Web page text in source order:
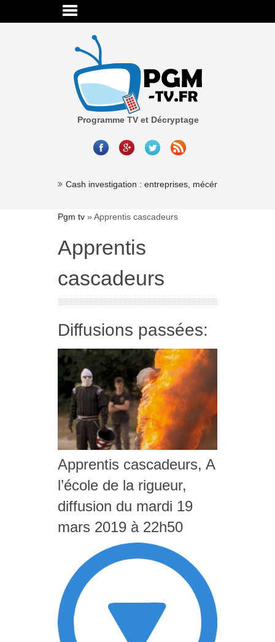
Programme TV et Décryptage
Cash investigation : entreprises, mécénat,
Pgm tv » Apprentis cascadeurs
Apprentis
cascadeurs
Diffusions passées:
Apprentis cascadeurs, A
l’école de la rigueur,
diffusion du mardi 19
mars 2019 à 22h50